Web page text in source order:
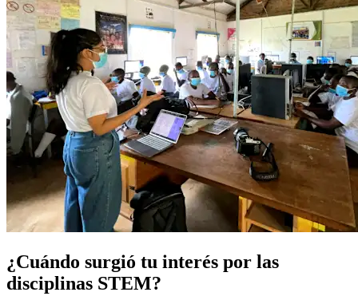
¿Cuándo surgió tu interés por las
disciplinas STEM?